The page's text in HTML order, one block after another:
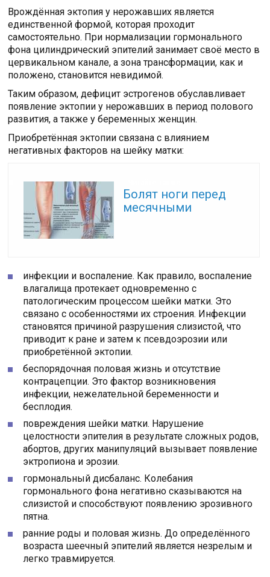
Врождённая эктопия у нерожавших является
единственной формой, которая проходит
самостоятельно. При нормализации гормонального
фона цилиндрический эпителий занимает своё место в
цервикальном канале, а зона трансформации, как и
положено, становится невидимой.
Таким образом, дефицит эстрогенов обуславливает
появление эктопии у нерожавших в период полового
развития, а также у беременных женщин.
Приобретённая эктопии связана с влиянием
негативных факторов на шейку матки:
Болят ноги перед
месячными
инфекции и воспаление. Как правило, воспаление
влагалища протекает одновременно с
патологическим процессом шейки матки. Это
связано с особенностями их строения. Инфекции
становятся причиной разрушения слизистой, что
приводит к ране и затем к псевдоэрозии или
приобретённой эктопии.
беспорядочная половая жизнь и отсутствие
контрацепции. Это фактор возникновения
инфекции, нежелательной беременности и
бесплодия.
повреждения шейки матки. Нарушение
целостности эпителия в результате сложных родов,
абортов, других манипуляций вызывает появление
эктропиона и эрозии.
гормональный дисбаланс. Колебания
гормонального фона негативно сказываются на
слизистой и способствуют появлению эрозивного
пятна.
ранние роды и половая жизнь. До определённого
возраста шеечный эпителий является незрелым и
легко травмируется.